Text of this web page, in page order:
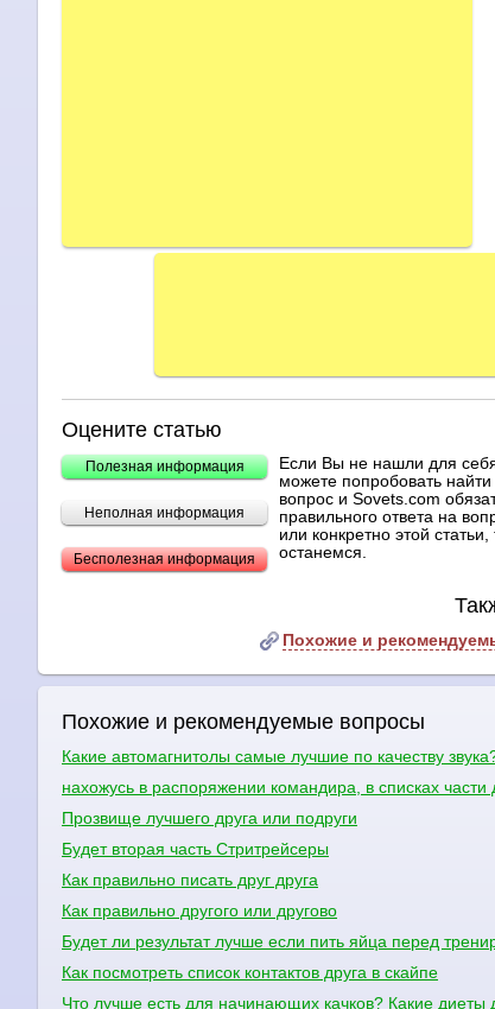
Оцените статью
Полезная информация
Неполная информация
Бесполезная информация
Если Вы не нашли для
можете попробовать
вопрос и Sovets.com
правильного ответа на
или конкретно этой
останемся.
Похожие и
Похожие и рекомендуемые вопросы
Какие автомагнитолы самые лучшие по качеству
нахожусь в распоряжении командира, в списках
Прозвище лучшего друга или подруги
Будет вторая часть Стритрейсеры
Как правильно писать друг друга
Как правильно другого или другово
Будет ли результат лучше если пить яйца перед
Как посмотреть список контактов друга в скайпе
Что лучше есть для начинающих качков? Какие диеты